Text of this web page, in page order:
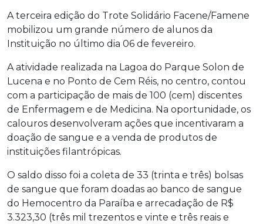
A terceira edição do Trote Solidário Facene/Famene
mobilizou um grande número de alunos da
Instituição no último dia 06 de fevereiro.
A atividade realizada na Lagoa do Parque Solon de
Lucena e no Ponto de Cem Réis, no centro, contou
com a participação de mais de 100 (cem) discentes
de Enfermagem e de Medicina. Na oportunidade, os
calouros desenvolveram ações que incentivaram a
doação de sangue e a venda de produtos de
instituições filantrópicas.
O saldo disso foi a coleta de 33 (trinta e três) bolsas
de sangue que foram doadas ao banco de sangue
do Hemocentro da Paraíba e arrecadação de R$
3.323,30 (três mil trezentos e vinte e três reais e